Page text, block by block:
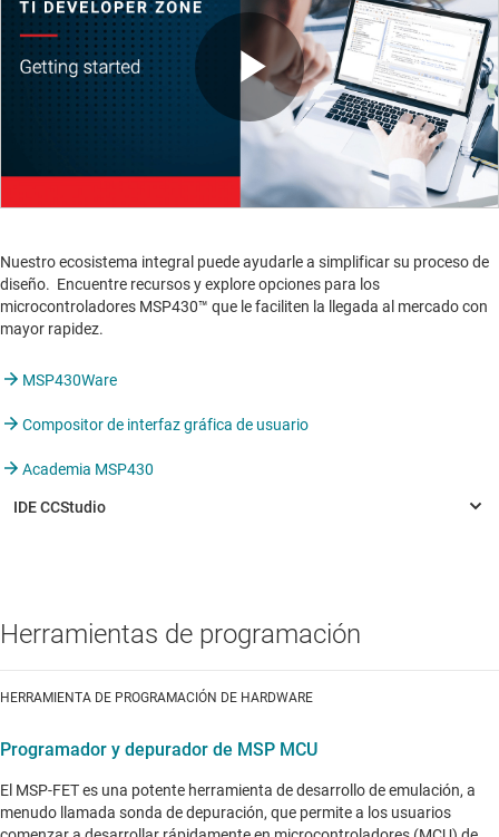
Nuestro ecosistema integral puede ayudarle a simplificar su proceso de
diseño. Encuentre recursos y explore opciones para los
microcontroladores MSP430™ que le faciliten la llegada al mercado con
mayor rapidez.
MSP430Ware
Compositor de interfaz gráfica de usuario
Academia MSP430
Play
Video
Herramientas de programación
HERRAMIENTA DE PROGRAMACIÓN DE HARDWARE
Programador y depurador de MSP MCU
El MSP-FET es una potente herramienta de desarrollo de emulación, a
menudo llamada sonda de depuración, que permite a los usuarios